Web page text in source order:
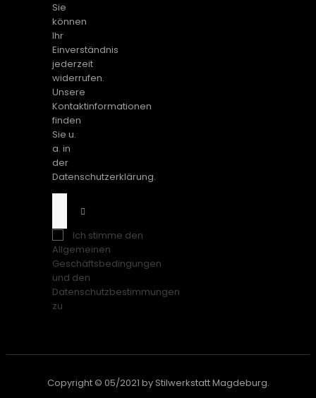
Sie
können
Ihr
Einverständnis
jederzeit
widerrufen.
Unsere
Kontaktinformationen
finden
Sie u.
a. in
der
Datenschutzerklärung.
Ich stimme den
Allgemeinen
Geschäftsbedingungen
und den
Datenschutzbestimmungen
zu
Copyright © 05/2021 by Stilwerkstatt Magdeburg.